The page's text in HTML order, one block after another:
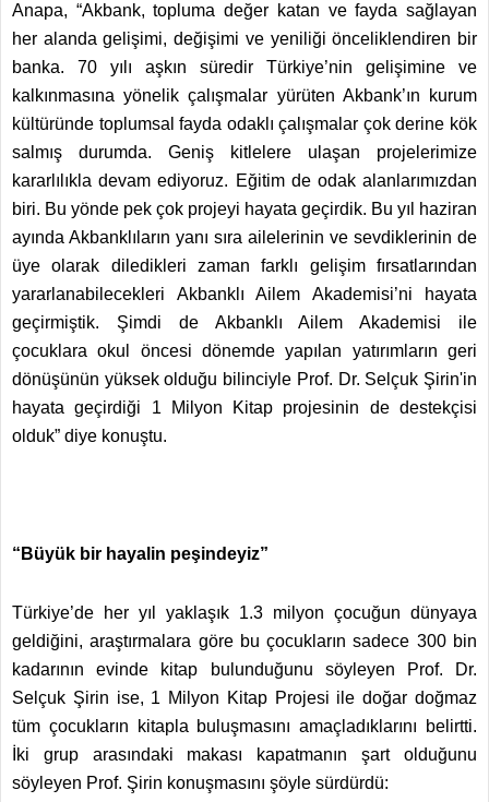
Anapa, “Akbank, topluma değer katan ve fayda sağlayan
her alanda gelişimi, değişimi ve yeniliği önceliklendiren bir
banka. 70 yılı aşkın süredir Türkiye’nin gelişimine ve
kalkınmasına yönelik çalışmalar yürüten Akbank’ın kurum
kültüründe toplumsal fayda odaklı çalışmalar çok derine kök
salmış durumda. Geniş kitlelere ulaşan projelerimize
kararlılıkla devam ediyoruz. Eğitim de odak alanlarımızdan
biri. Bu yönde pek çok projeyi hayata geçirdik. Bu yıl haziran
ayında Akbanklıların yanı sıra ailelerinin ve sevdiklerinin de
üye olarak diledikleri zaman farklı gelişim fırsatlarından
yararlanabilecekleri Akbanklı Ailem Akademisi’ni hayata
geçirmiştik. Şimdi de Akbanklı Ailem Akademisi ile
çocuklara okul öncesi dönemde yapılan yatırımların geri
dönüşünün yüksek olduğu bilinciyle Prof. Dr. Selçuk Şirin'in
hayata geçirdiği 1 Milyon Kitap projesinin de destekçisi
olduk” diye konuştu.
“Büyük bir hayalin peşindeyiz”
Türkiye’de her yıl yaklaşık 1.3 milyon çocuğun dünyaya
geldiğini, araştırmalara göre bu çocukların sadece 300 bin
kadarının evinde kitap bulunduğunu söyleyen Prof. Dr.
Selçuk Şirin ise, 1 Milyon Kitap Projesi ile doğar doğmaz
tüm çocukların kitapla buluşmasını amaçladıklarını belirtti.
İki grup arasındaki makası kapatmanın şart olduğunu
söyleyen Prof. Şirin konuşmasını şöyle sürdürdü: